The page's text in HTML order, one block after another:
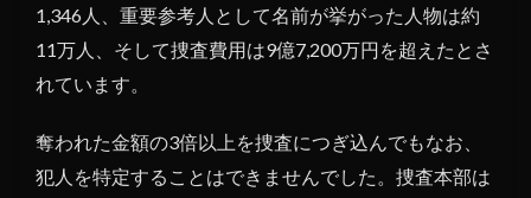
1,346人、重要参考人として名前が挙がった人物は約
11万人、そして捜査費用は9億7,200万円を超えたとさ
れています。
奪われた金額の3倍以上を捜査につぎ込んでもなお、
犯人を特定することはできませんでした。捜査本部は